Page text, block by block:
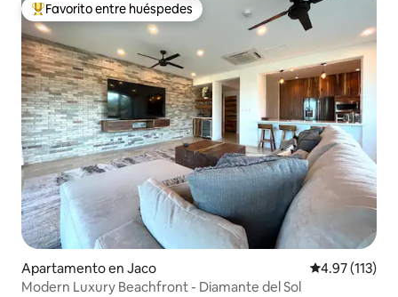
Favorito entre huéspedes preferido
Favorito entre huéspedes
Apartamento en Jaco Calificación
4.97 (113)
Modern Luxury Beachfront - Diamante del Sol